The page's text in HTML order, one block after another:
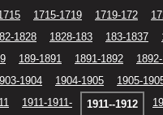
1715-1719 1719-172
1828 1828-183 183-1837
189-1891 1891-1892
1904 1904-1905 1905-
1911-1911- 1911--1912